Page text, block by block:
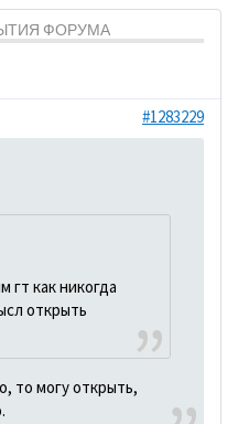
ФОРУМА
#1283229
гт как никогда
открыть
то могу открыть,